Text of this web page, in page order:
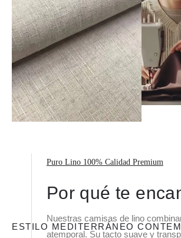
ESTILO MEDITERRÁNEO
Puro Lino 100% Calidad Premium
Por qué te
Nuestras camisas de lino
atemporal. Su tacto suave y